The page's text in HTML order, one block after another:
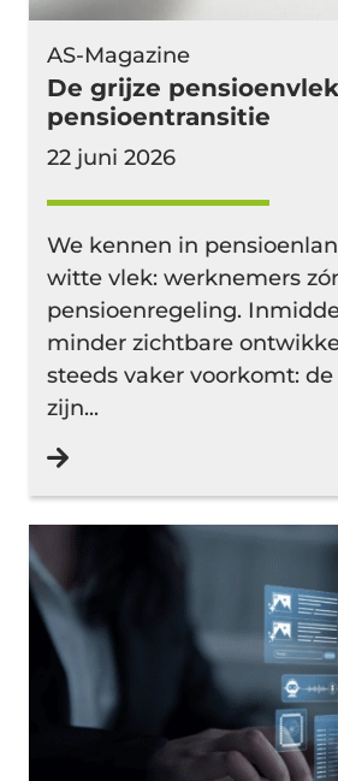
AS-Magazine
De grijze
pensioentransitie
22 juni 2026
We kennen in
witte vlek: werknemers
pensioenregeling.
minder zichtbare
steeds vaker voorkomt:
zijn...
Lees verder